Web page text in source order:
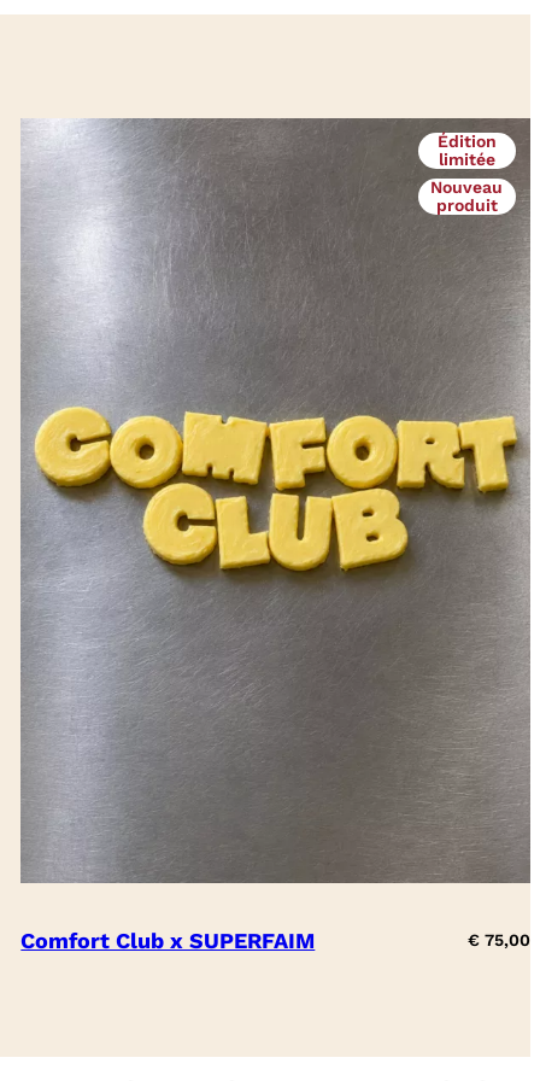
Édition
limitée
Nouveau
produit
Comfort Club x SUPERFAIM €75,00